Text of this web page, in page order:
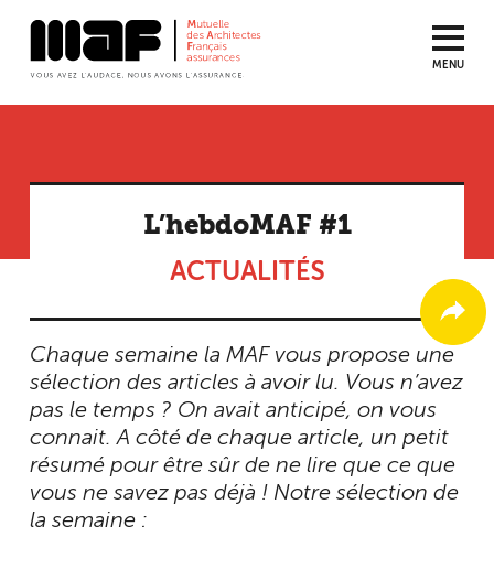
MENU
L’hebdoMAF #1
ACTUALITÉS
Chaque semaine la MAF vous propose une
sélection des articles à avoir lu. Vous n’avez
pas le temps ? On avait anticipé, on vous
connait. A côté de chaque article, un petit
résumé pour être sûr de ne lire que ce que
vous ne savez pas déjà ! Notre sélection de
la semaine :